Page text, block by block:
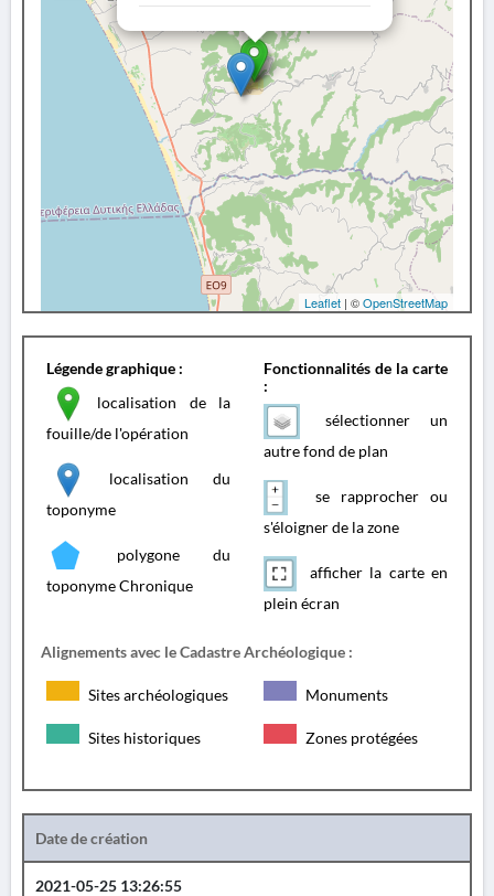
Leaflet | ©OpenStreetMap
Légende graphique :
localisation de la
fouille/de l'opération
localisation du
toponyme
polygone du
toponyme Chronique
Fonctionnalités de la carte
:
sélectionner un
autre fond de plan
se rapprocher ou
s'éloigner de la zone
afficher la carte en
plein écran
Alignements avec le Cadastre Archéologique :
Sites archéologiques Monuments
Sites historiques Zones protégées
Date de création
2021-05-25 13:26:55